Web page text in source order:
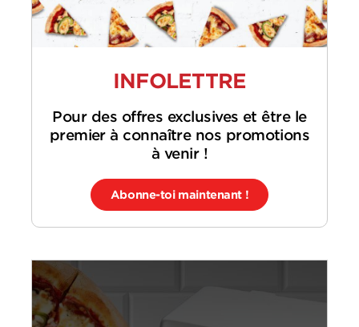
INFOLETTRE
Pour des offres exclusives et être le
premier à connaître nos promotions
à venir !
Abonne-toi maintenant !